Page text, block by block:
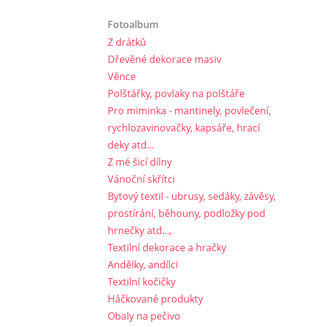
Fotoalbum
Z drátků
Dřevěné dekorace masiv
Věnce
Polštářky, povlaky na polštáře
Pro miminka - mantinely, povlečení,
rychlozavinovačky, kapsáře, hrací
deky atd...
Z mé šicí dílny
Vánoční skřítci
Bytový textil - ubrusy, sedáky, závěsy,
prostírání, běhouny, podložky pod
hrnečky atd...,
Textilní dekorace a hračky
Andělky, andílci
Textilní kočičky
Háčkované produkty
Obaly na pečivo